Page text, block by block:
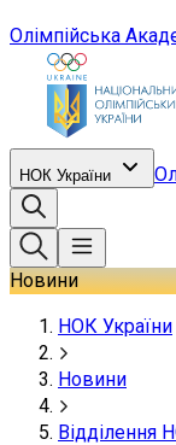
Олімпійська
НОК України
Новини
НОК України
Новини
Відділення